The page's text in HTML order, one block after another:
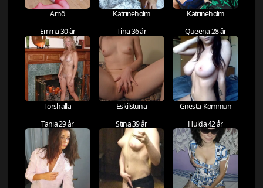
Arnö Katrineholm
Katrineholm
Emma 30 år
Torshälla
Tina 36 år
Eskilstuna
Queena 28 år
Gnesta-Kommun
Tania 29 år
Stina 39 år Hulda 42 år